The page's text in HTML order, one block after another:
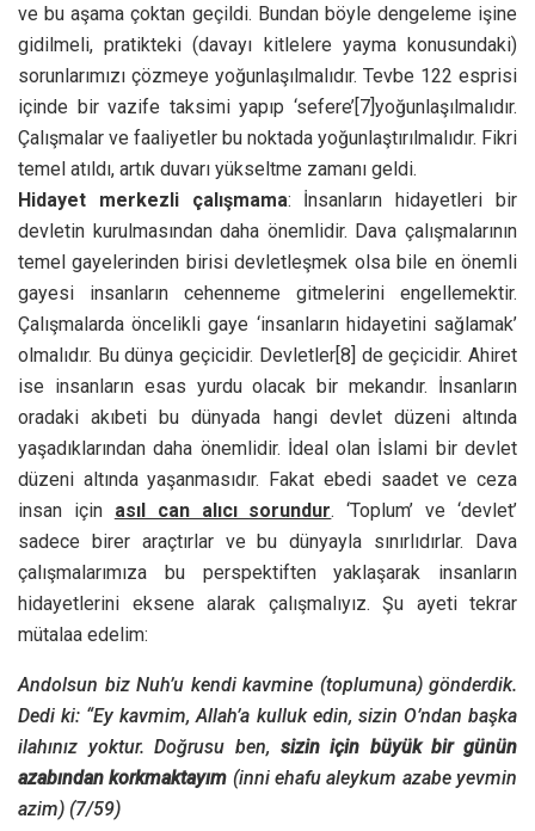
ve bu aşama çoktan geçildi. Bundan böyle dengeleme işine
gidilmeli, pratikteki (davayı kitlelere yayma konusundaki)
sorunlarımızı çözmeye yoğunlaşılmalıdır. Tevbe 122 esprisi
içinde bir vazife taksimi yapıp ‘sefere’[7]yoğunlaşılmalıdır.
Çalışmalar ve faaliyetler bu noktada yoğunlaştırılmalıdır. Fikri
temel atıldı, artık duvarı yükseltme zamanı geldi.
Hidayet merkezli çalışmama: İnsanların hidayetleri bir
devletin kurulmasından daha önemlidir. Dava çalışmalarının
temel gayelerinden birisi devletleşmek olsa bile en önemli
gayesi insanların cehenneme gitmelerini engellemektir.
Çalışmalarda öncelikli gaye ‘insanların hidayetini sağlamak’
olmalıdır. Bu dünya geçicidir. Devletler[8] de geçicidir. Ahiret
ise insanların esas yurdu olacak bir mekandır. İnsanların
oradaki akıbeti bu dünyada hangi devlet düzeni altında
yaşadıklarından daha önemlidir. İdeal olan İslami bir devlet
düzeni altında yaşanmasıdır. Fakat ebedi saadet ve ceza
insan için asıl can alıcı sorundur. ‘Toplum’ ve ‘devlet’
sadece birer araçtırlar ve bu dünyayla sınırlıdırlar. Dava
çalışmalarımıza bu perspektiften yaklaşarak insanların
hidayetlerini eksene alarak çalışmalıyız. Şu ayeti tekrar
mütalaa edelim:
Andolsun biz Nuh’u kendi kavmine (toplumuna) gönderdik.
Dedi ki: “Ey kavmim, Allah’a kulluk edin, sizin O’ndan başka
ilahınız yoktur. Doğrusu ben, sizin için büyük bir günün
azabından korkmaktayım (inni ehafu aleykum azabe yevmin
azim) (7/59)